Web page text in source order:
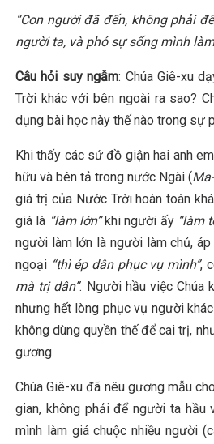
“Con người đã đến, không phải
người ta, và phó sự sống mình
Câu hỏi suy ngẫm: Chúa Giê-xu
Trời khác với bên ngoài ra sao?
dụng bài học này thế nào trong sự
Khi thấy các sứ đồ giận hai anh
hữu và bên tả trong nước Ngài (
giá trị của Nước Trời hoàn toàn
giá là “làm lớn”khi người ấy “làm
người làm lớn là người làm chủ,
ngoại “thì ép dân phục vụ mình”,
mà trị dân”. Người hầu việc Chúa
nhưng hết lòng phục vụ người
không dùng quyền thế để cai trị,
gương.
Chúa Giê-xu đã nêu gương mẫu
gian, không phải để người ta
mình làm giá chuộc nhiều người